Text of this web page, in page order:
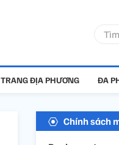
TRANG ĐỊA PHƯƠNG ĐA
Chính sách